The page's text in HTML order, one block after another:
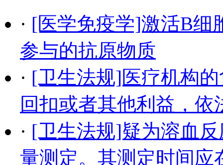
· [医学免疫学]激活B细
参与的抗原物质
· [卫生法规]医疗机构
回扣或者其他利益，
· [卫生法规]疑为溶血
量测定。其测定时间应